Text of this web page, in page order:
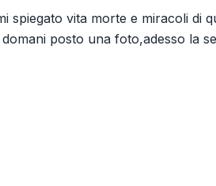
spiegato vita morte e miracoli di
posto una foto,adesso la